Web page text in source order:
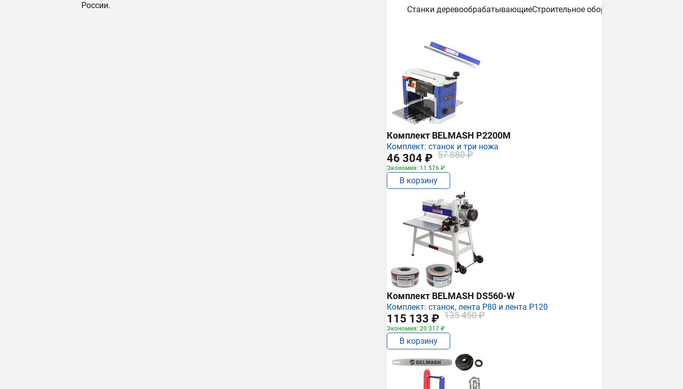
России.
Станки деревообрабатывающиеСтроительное оборудование
Комплект BELMASH P2200M
Комплект: станок и три ножа
46 304 ₽ 57 880 ₽
Экономия: 11 576 ₽
В корзину
Комплект BELMASH DS560-W
Комплект: станок, лента P80 и лента P120
115 133 ₽ 135 450 ₽
Экономия: 20 317 ₽
В корзину